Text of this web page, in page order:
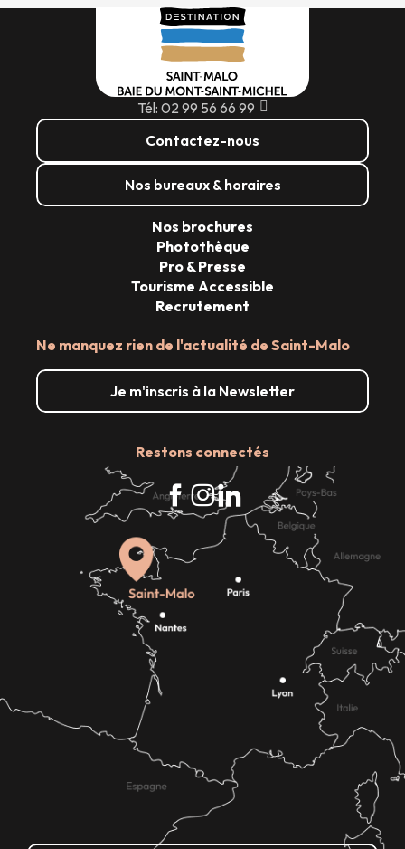
Tél: 02 99 56 66 99
Contactez-nous
Nos bureaux & horaires
Ne manquez rien de l'actualité de Saint-Malo
Je m'inscris à la Newsletter
Restons connectés
Nos brochures
Photothèque
Pro & Presse
Tourisme Accessible
Recrutement